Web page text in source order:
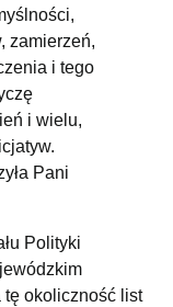
zamierzeń,
i tego
i wielu,
Pani
Polityki
tę okoliczność list